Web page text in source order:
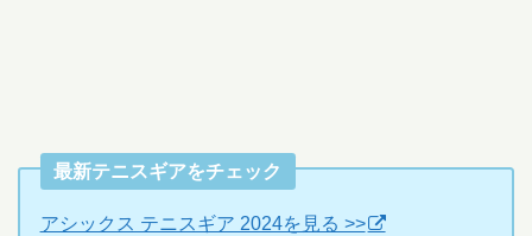
最新テニスギアをチェック
アシックス テニスギア 2024を見る >>